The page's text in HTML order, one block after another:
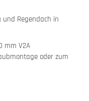
und Regendach in
mm V2A
oder zum